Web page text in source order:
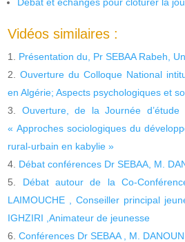
Vidéos similaires :
Présentation du, Pr SEBAA Rabeh,
Ouverture du Colloque National
en Algérie; Aspects psychologiques et
Ouverture, de la Journée
« Approches sociologiques du
rural-urbain en kabylie »
Débat conférences Dr SEBAA, M.
Débat autour de la Co-
LAIMOUCHE , Conseiller principal
IGHZIRI ,Animateur de jeunesse
Conférences Dr SEBAA , M.